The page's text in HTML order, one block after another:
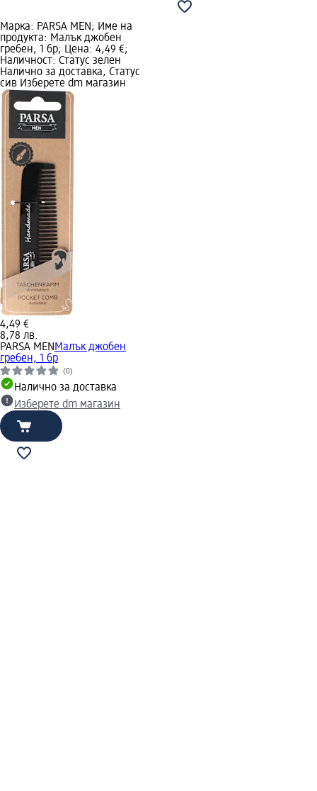
Марка: PARSA MEN; Име на
продукта: Малък джобен
гребен, 1 бр; Цена: 4,49 €;
Наличност: Статус зелен
Налично за доставка, Статус
сив Изберете dm магазин
4,49 €
8,78 лв.
PARSA MEN Малък джобен
гребен, 1 бр
(0)
Налично за доставка
Изберете dm магазин